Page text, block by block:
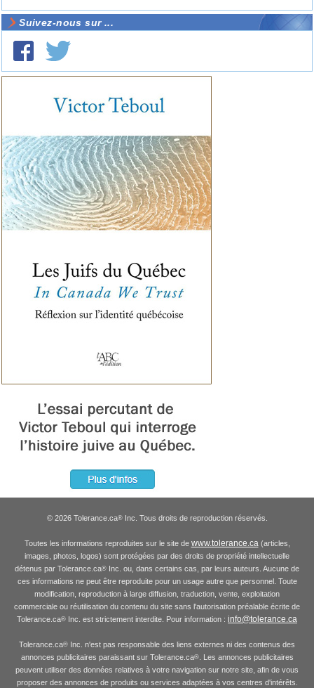
Suivez-nous sur ...
© 2026 Tolerance.ca®Inc. Tous droits de reproduction réservés.
Toutes les informations reproduites sur le site de www.tolerance.ca(articles,
images, photos, logos) sont protégées par des droits de propriété intellectuelle
détenus par Tolerance.ca® Inc. ou, dans certains cas, par leurs auteurs. Aucune de
ces informations ne peut être reproduite pour un usage autre que personnel. Toute
modification, reproduction à large diffusion, traduction, vente, exploitation
commerciale ou réutilisation du contenu du site sans l'autorisation préalable écrite de
Tolerance.ca® Inc. est strictement interdite. Pour information : info@tolerance.ca
Tolerance.ca® Inc. n'est pas responsable des liens externes ni des contenus des
annonces publicitaires paraissant sur Tolerance.ca®. Les annonces publicitaires
peuvent utiliser des données relatives à votre navigation sur notre site, afin de vous
proposer des annonces de produits ou services adaptées à vos centres d'intérêts.